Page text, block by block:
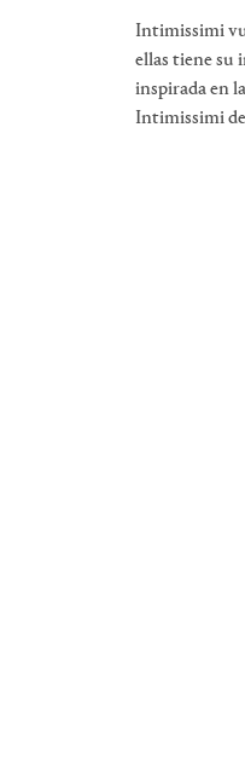
Intimissimi
ellas tiene su
inspirada en
Intimissimi